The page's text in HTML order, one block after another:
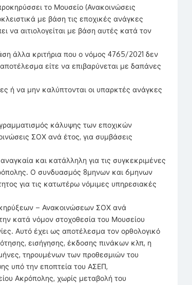
το Μουσείο (Ανακοινώσεις
με βάση τις εποχικές ανάγκες
να αιτιολογείται με βάση αυτές κατά τον
άλλα κριτήρια που ο νόμος 4765/2021 δεν
είτε να επιβαρύνεται με δαπάνες
ή να μην καλύπτονται οι υπαρκτές ανάγκες
κάλυψης των εποχικών
ΣΟΧ ανά έτος, για συμβάσεις
και κατάλληλη για τις συγκεκριμένες
Ο συνδυασμός 8μηνων και 6μηνων
για τις κατωτέρω νόμιμες υπηρεσιακές
– Ανακοινώσεων ΣΟΧ ανά
κατά νόμον στοχοθεσία του Μουσείου
Αυτό έχει ως αποτέλεσμα τον ορθολογικό
εισήγησης, έκδοσης πινάκων κλπ, η
τηρουμένων των προθεσμιών του
υπό την εποπτεία του ΑΣΕΠ,
Ακρόπολης, χωρίς μεταβολή του